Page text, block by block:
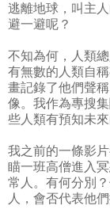
逃離地球，叫主
避一避呢？
不知為何，人類
有無數的人類自
畫記錄了他們聲
像。我作為專搜
些人類有預知未
我之前的一條影
瞄一班高僧進入
常人。有何分別
人，會否代表他